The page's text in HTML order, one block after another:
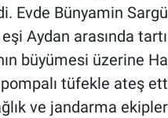
Evde Bünyamin
Aydan arasında
büyümesi üzerine
pompalı tüfekle ateş
ve jandarma